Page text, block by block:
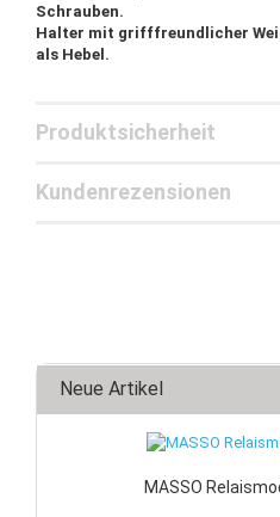
Schrauben.
Halter mit grifffreundlicher
als Hebel.
Produktsicherheit
Kundenrezensionen
Neue Artikel
MASSO